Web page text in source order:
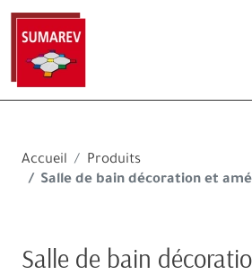
Accueil
Produits
Salle de bain décoration et
Salle de bain